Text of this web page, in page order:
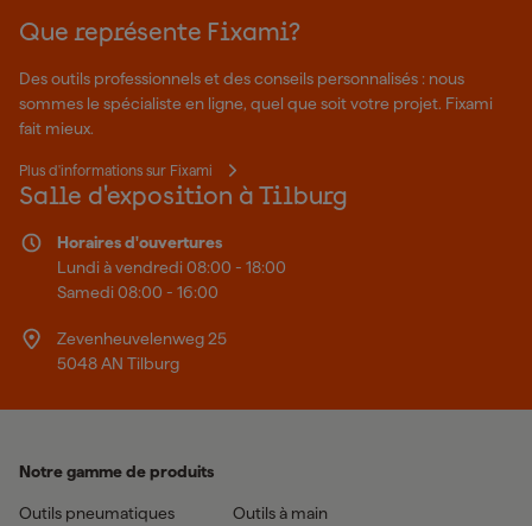
Que représente Fixami?
Des outils professionnels et des conseils personnalisés : nous
sommes le spécialiste en ligne, quel que soit votre projet. Fixami
fait mieux.
Plus d'informations sur Fixami
Salle d'exposition à Tilburg
Horaires d'ouvertures
Lundi à vendredi 08:00 - 18:00
Samedi 08:00 - 16:00
Zevenheuvelenweg 25
5048 AN Tilburg
Notre gamme de produits
Outils pneumatiques
Outils à main